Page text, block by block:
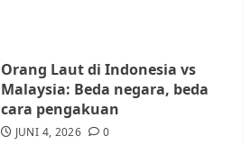
Tim Advokasi Desak BP Batam
Berhenti Merampas Tanah
Orang Laut di Indonesia vs
Malaysia: Beda negara, beda
cara pengakuan
JUNI 4, 2026 0